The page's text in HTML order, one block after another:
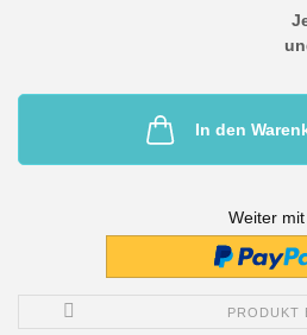
In den
Weiter mit
PRODUKT